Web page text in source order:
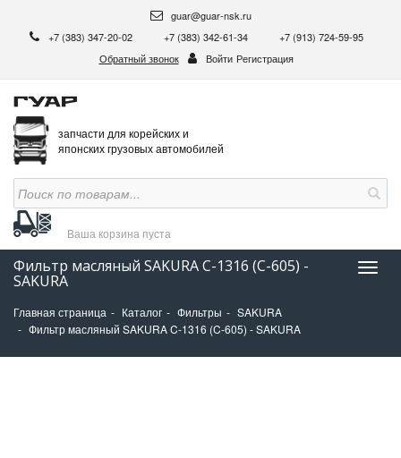
guar@guar-nsk.ru
+7 (383) 347-20-02
+7 (383) 342-61-34
+7 (913) 724-59-95
Обратный звонок
Войти Регистрация
запчасти для корейских и
японских грузовых автомобилей
Ваша корзина пуста
Фильтр масляный SAKURA C-1316 (C-605) -
SAKURA
Главная страница Каталог Фильтры
SAKURA
Фильтр масляный SAKURA C-1316 (C-605) - SAKURA